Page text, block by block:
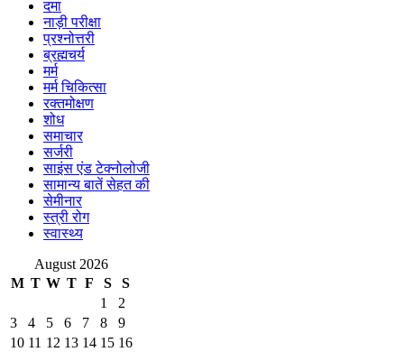
दमा
नाड़ी परीक्षा
प्रश्नोत्तरी
ब्रह्मचर्य
मर्म
मर्म चिकित्सा
रक्तमोक्षण
शोध
समाचार
सर्जरी
साइंस एंड टेक्नोलोजी
सामान्य बातें सेहत की
सेमीनार
स्त्री रोग
स्वास्थ्य
August 2026
M T W T F S
S
1
2
3
4 5 6 7 8
9
10 11 12 13 14 15 16